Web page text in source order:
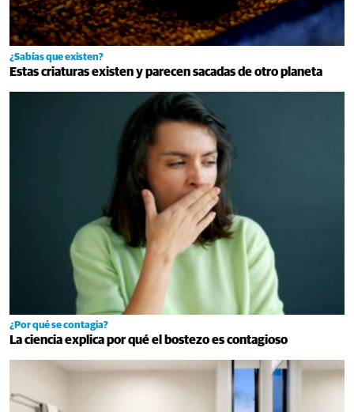
¿Sabías que existen?
Estas criaturas existen y parecen sacadas de otro planeta
¿Por qué se contagia?
La ciencia explica por qué el bostezo es contagioso